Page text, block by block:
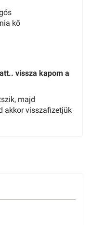
kő
vissza kapom a
majd
akkor visszafizetjük